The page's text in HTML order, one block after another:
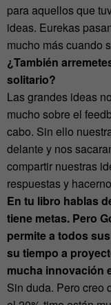
para aquellos que
ideas. Eurekas
mucho más cuando
¿También
solitario?
Las grandes ideas
mucho sobre el
cabo. Sin ello
delante y nos
compartir nuestras
respuestas y
En tu libro hablas
tiene metas. Pero
permite a todos
su tiempo a
mucha innovación
Sin duda. Pero creo